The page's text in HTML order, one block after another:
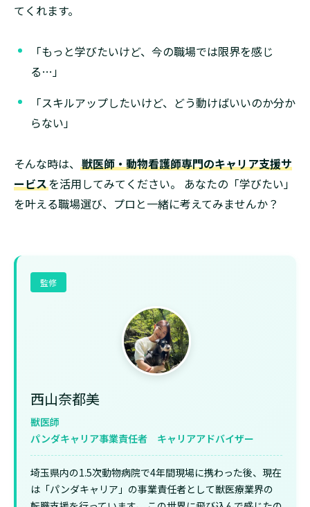
てくれます。
「もっと学びたいけど、今の職場では限界を感じ
る…」
「スキルアップしたいけど、どう動けばいいのか分か
らない」
そんな時は、 獣医師・動物看護師専門のキャリア支援サ
ービスを活用してみてください。 あなたの「学びたい」
を叶える職場選び、プロと一緒に考えてみませんか？
監修
西山奈都美
獣医師
パンダキャリア事業責任者 キャリアアドバイザー
埼玉県内の1.5次動物病院で4年間現場に携わった後、現在
は「パンダキャリア」の事業責任者として獣医療業界の